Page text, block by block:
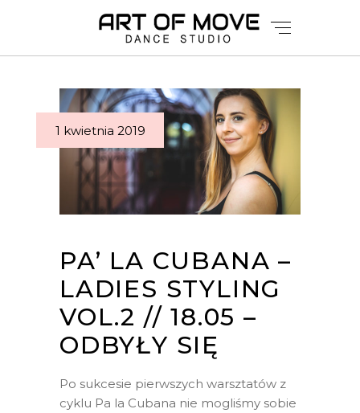
1 kwietnia 2019
PA’ LA CUBANA –
LADIES STYLING
VOL.2 // 18.05 –
ODBYŁY SIĘ
Po sukcesie pierwszych warsztatów z
cyklu Pa la Cubana nie mogliśmy sobie